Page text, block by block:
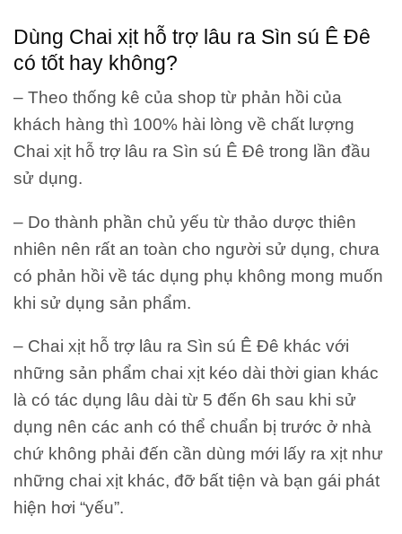
Dùng Chai xịt hỗ trợ lâu ra Sìn sú Ê Đê
có tốt hay không?
– Theo thống kê của shop từ phản hồi của
khách hàng thì 100% hài lòng về chất lượng
Chai xịt hỗ trợ lâu ra Sìn sú Ê Đê trong lần đầu
sử dụng.
– Do thành phần chủ yếu từ thảo dược thiên
nhiên nên rất an toàn cho người sử dụng, chưa
có phản hồi về tác dụng phụ không mong muốn
khi sử dụng sản phẩm.
– Chai xịt hỗ trợ lâu ra Sìn sú Ê Đê khác với
những sản phẩm chai xịt kéo dài thời gian khác
là có tác dụng lâu dài từ 5 đến 6h sau khi sử
dụng nên các anh có thể chuẩn bị trước ở nhà
chứ không phải đến cần dùng mới lấy ra xịt như
những chai xịt khác, đỡ bất tiện và bạn gái phát
hiện hơi “yếu”.